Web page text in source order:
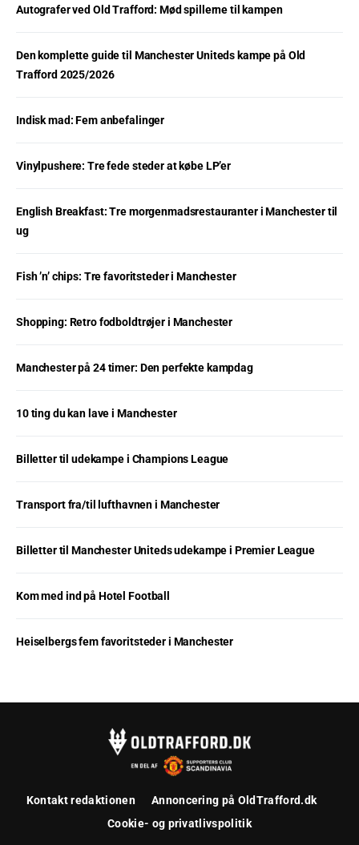
Autografer ved Old Trafford: Mød spillerne til kampen
Den komplette guide til Manchester Uniteds kampe på Old
Trafford 2025/2026
Indisk mad: Fem anbefalinger
Vinylpushere: Tre fede steder at købe LP’er
English Breakfast: Tre morgenmadsrestauranter i Manchester til
ug
Fish ’n’ chips: Tre favoritsteder i Manchester
Shopping: Retro fodboldtrøjer i Manchester
Manchester på 24 timer: Den perfekte kampdag
10 ting du kan lave i Manchester
Billetter til udekampe i Champions League
Transport fra/til lufthavnen i Manchester
Billetter til Manchester Uniteds udekampe i Premier League
Kom med ind på Hotel Football
Heiselbergs fem favoritsteder i Manchester
Kontakt redaktionen
Annoncering på OldTrafford.dk
Cookie- og privatlivspolitik